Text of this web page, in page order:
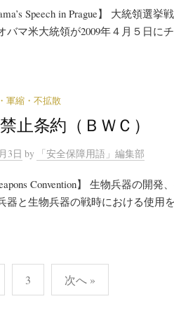
Speech in Prague】 大統領
バマ米大統領が2009年４月５日に
軍縮・不拡散
止条約（ＢＷＣ）
3日 by 「安全保障用語」編集部
Convention】 生物兵器の開
器と生物兵器の戦時における使用
3 次へ »